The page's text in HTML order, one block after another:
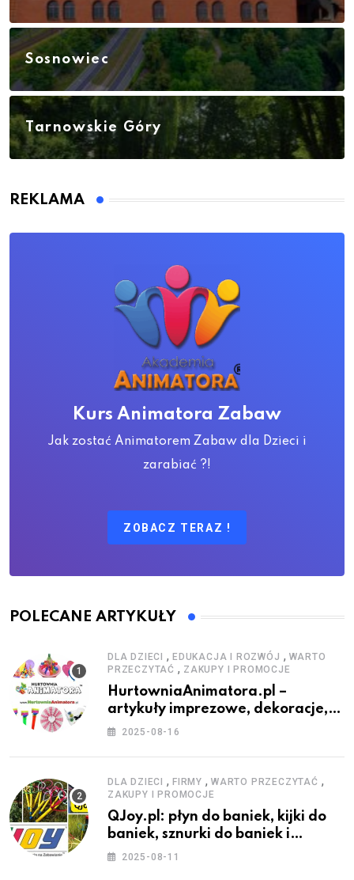
Sosnowiec
Tarnowskie Góry
REKLAMA
Kurs Animatora Zabaw
Jak zostać Animatorem Zabaw dla Dzieci i
zarabiać ?!
ZOBACZ TERAZ !
POLECANE ARTYKUŁY
DLA DZIECI , EDUKACJA I ROZWÓJ , WARTO
PRZECZYTAĆ , ZAKUPY I PROMOCJE
HurtowniaAnimatora.pl –
artykuły imprezowe, dekoracje,
stroje i akcesoria dla animatorów
2025-08-16
DLA DZIECI , FIRMY , WARTO PRZECZYTAĆ ,
ZAKUPY I PROMOCJE
QJoy.pl: płyn do baniek, kijki do
baniek, sznurki do baniek i
zestawy do baniek
2025-08-11